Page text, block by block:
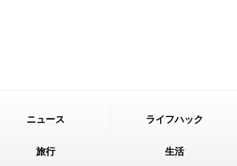
ニュース ライフハック
旅行 生活